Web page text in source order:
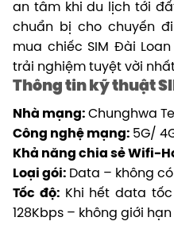
an tâm khi du lịch tới
chuẩn bị cho chuyến
mua chiếc SIM Đài
trải nghiệm tuyệt vời
Thông tin kỹ thuật
Nhà mạng: Chunghwa
Công nghệ mạng: 5G/
Khả năng chia sẻ Wifi-
Loại gói: Data – không
Tốc độ: Khi hết data
128Kbps – không giới hạn